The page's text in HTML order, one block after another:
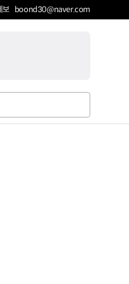
보 boond30@naver.com